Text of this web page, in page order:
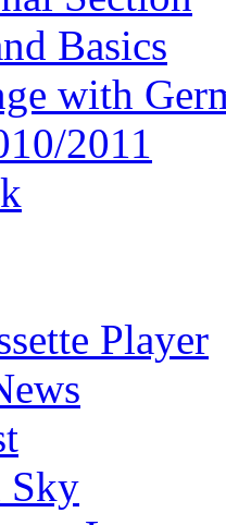
Basics
with
2011
Player
Sky